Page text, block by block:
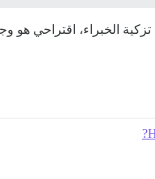
الخبراء، اقتراحي هو